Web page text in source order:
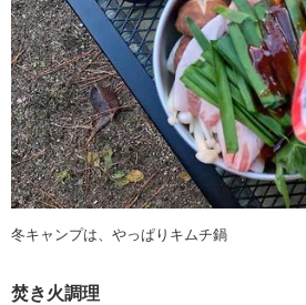
冬キャンプは、やっぱりキムチ鍋
焚き火調理